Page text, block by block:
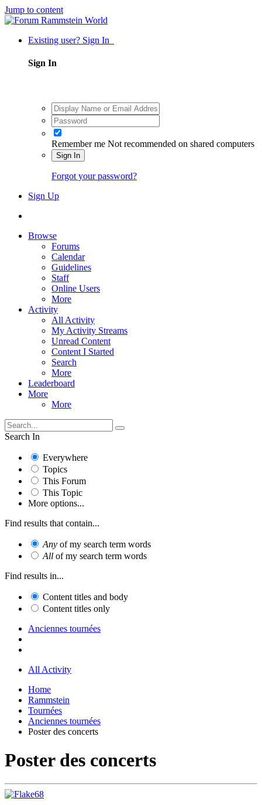
Jump to content
Existing user? Sign In
Sign In
Remember me Not recommended on shared computers
Sign In
Forgot your password?
Sign Up
Browse
Forums
Calendar
Guidelines
Staff
Online Users
More
Activity
All Activity
My Activity Streams
Unread Content
Content I Started
Search
More
Leaderboard
More
More
Search In
Everywhere
Topics
This Forum
This Topic
More options...
Find results that contain...
Any of my search term words
All of my search term words
Find results in...
Content titles and body
Content titles only
Anciennes tournées
All Activity
Home
Rammstein
Tournées
Anciennes tournées
Poster des concerts
Poster des concerts